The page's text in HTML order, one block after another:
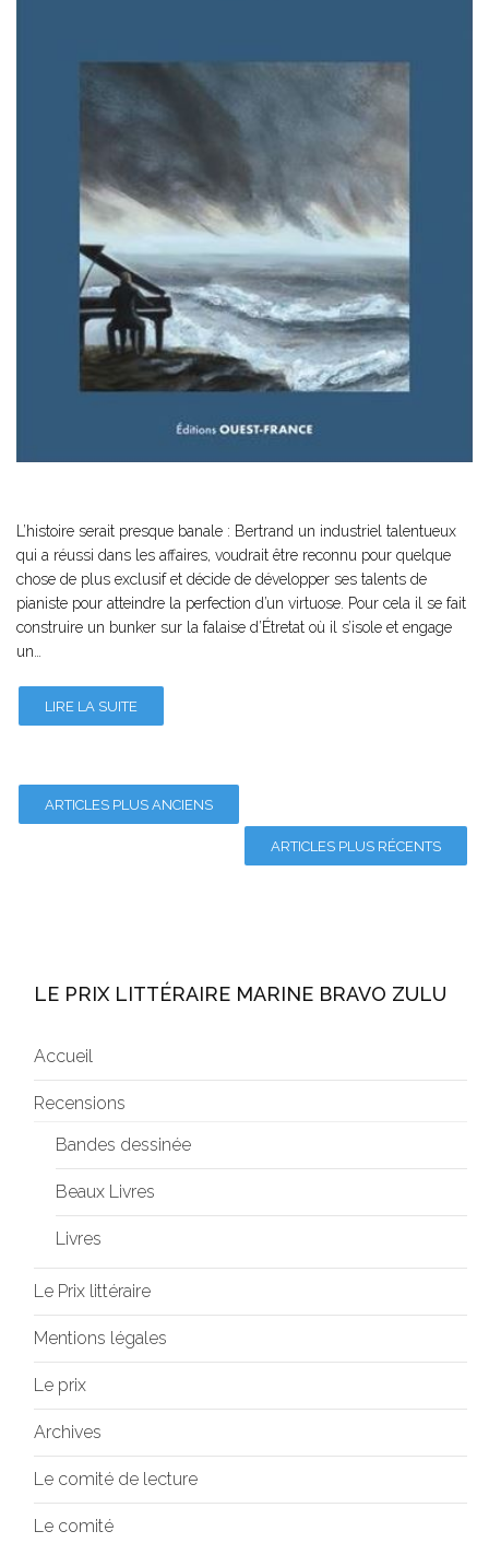
L’histoire serait presque banale : Bertrand un industriel talentueux
qui a réussi dans les affaires, voudrait être reconnu pour quelque
chose de plus exclusif et décide de développer ses talents de
pianiste pour atteindre la perfection d’un virtuose. Pour cela il se fait
construire un bunker sur la falaise d’Étretat où il s’isole et engage
un…
LIRE LA SUITE
ARTICLES PLUS ANCIENS
ARTICLES PLUS RÉCENTS
LE PRIX LITTÉRAIRE MARINE BRAVO ZULU
Accueil
Recensions
Bandes dessinée
Beaux Livres
Livres
Le Prix littéraire
Mentions légales
Le prix
Archives
Le comité de lecture
Le comité